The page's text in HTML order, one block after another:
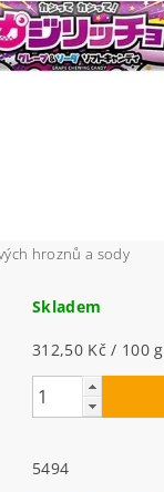
hroznů a sody
Skladem
312,50 Kč / 100 g
5494